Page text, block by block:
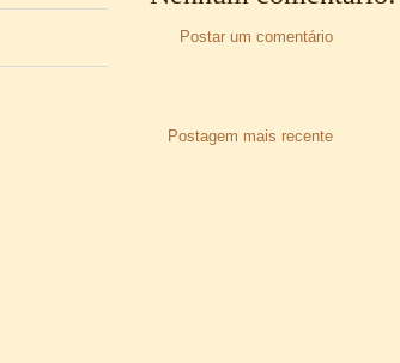
Postar um comentário
Postagem mais recente